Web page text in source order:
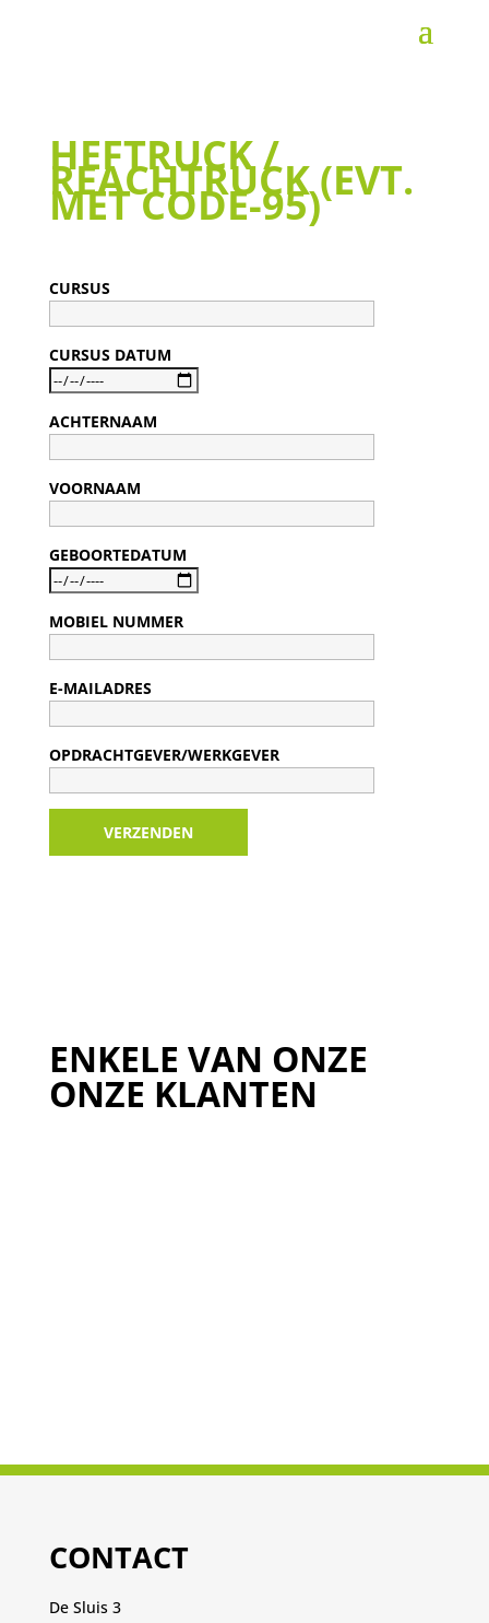
HEFTRUCK /
REACHTRUCK (EVT.
MET CODE-95)
CURSUS
CURSUS DATUM
ACHTERNAAM
VOORNAAM
GEBOORTEDATUM
MOBIEL NUMMER
E-MAILADRES
OPDRACHTGEVER/WERKGEVER
VERZENDEN
ENKELE VAN ONZE
ONZE KLANTEN
CONTACT
De Sluis 3